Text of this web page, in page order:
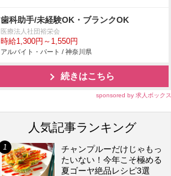
歯科助手/未経験OK・ブランクOK
医療法人社団裕栄会
時給1,300円～1,550円
アルバイト・パート / 神奈川県
続きはこちら
sponsored by 求人ボックス
人気記事ランキング
チャンプルーだけじゃもっ
たいない！今年こそ極める
夏ゴーヤ絶品レシピ3選